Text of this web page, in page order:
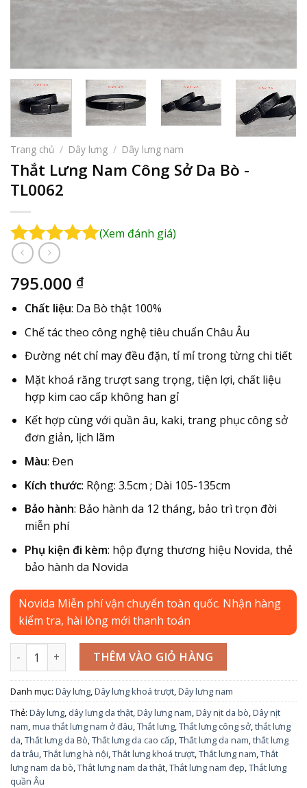
Trang chủ / Dây lưng / Dây lưng nam
Thắt Lưng Nam Công Sở Da Bò -
TL0062
(Xem đánh giá)
795.000 ₫
Chất liệu: Da Bò thật 100%
Chế tác theo công nghệ tiêu chuẩn Châu Âu
Đường nét chỉ may đều đặn, tỉ mỉ trong từng chi tiết
Mặt khoá răng trượt sang trọng, tiện lợi, chất liệu
hợp kim cao cấp không han gỉ
Kết hợp cùng với quần âu, kaki, trang phục công sở
đơn giản, lịch lãm
Màu: Đen
Kích thước: Rộng: 3.5cm ; Dài 105-135cm
Bảo hành: Bảo hành da 12 tháng, bảo trì trọn đời
miễn phí
Phụ kiện đi kèm: hộp đựng thương hiệu Novida, thẻ
bảo hành da Novida
Novida Miễn phí vận chuyển toàn quốc. Nhận hàng
kiểm tra, hài lòng mới thanh toán
Thắt Lưng Nam Công Sở Da Bò -TL0062 số lượng
THÊM VÀO GIỎ HÀNG
Danh mục: Dây lưng Dây lưng khoá trượt Dây lưng nam
Thẻ: Dây lưng dây lưng da thật Dây lưng nam Dây nịt da bò Dây nịt
nam mua thắt lưng nam ở đâu Thắt lưng Thắt lưng công sở thắt lưng
da Thắt lưng da Bò Thắt lưng da cao cấp Thắt lưng da nam thắt lưng
da trâu Thắt lưng hà nội Thắt lưng khoá trượt Thắt lưng nam Thắt
lưng nam da bò Thắt lưng nam da thật Thắt lưng nam đẹp Thắt lưng
quần Âu